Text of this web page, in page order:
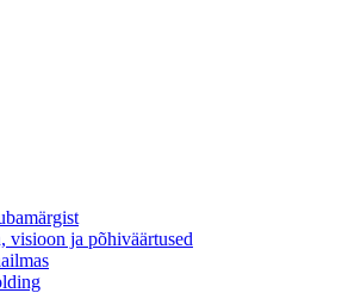
visioon ja põhiväärtused